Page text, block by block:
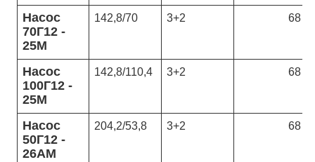
Насос
70Г12 -
25М
142,8/70 3+2 68
Насос
100Г12 -
25М
142,8/110,4 3+2 68
Насос
50Г12 -
26АМ
204,2/53,8 3+2 68